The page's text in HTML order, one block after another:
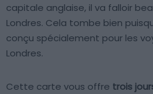
capitale anglaise, il va falloir
Londres. Cela tombe bien
conçu spécialement pour les
Londres.
Cette carte vous offre trois